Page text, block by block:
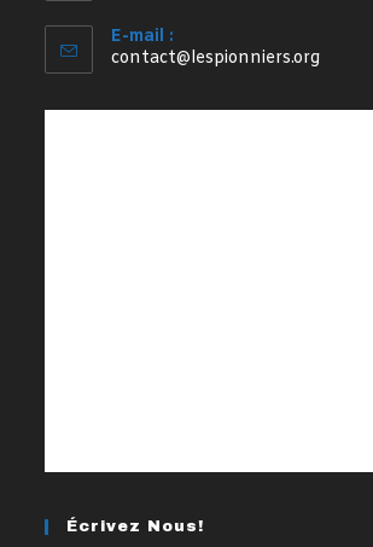
E-mail :
contact@lespionniers.orgS’ouvre
Écrivez Nous!